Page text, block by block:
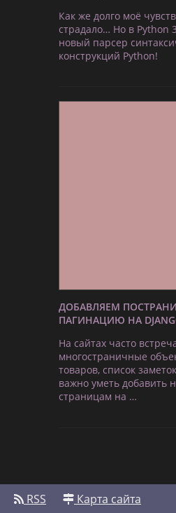
Как же долго моё
страдало… Но в Python
новый парсер
конструкций Python!
ДОБАВЛЯЕМ
ПАГИНАЦИЮ НА
На сайтах часто
многостраничные
товаров, список
важно уметь добавить
страницам на …
RSS Карта сайта